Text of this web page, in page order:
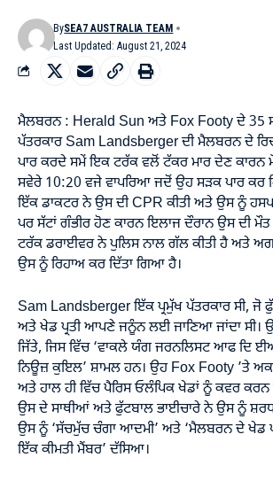
Last Updated: August 21, 2024
BySEA7 AUSTRALIA TEAM
ਮੈਲਬਰਨ : Herald Sun ਅਤੇ Fox Footy ਦੇ 35
ਪੱਤਰਕਾਰ Sam Landsberger ਦੀ ਮੈਲਬਰਨ ਦੇ
ਪਾਰ ਕਰਦੇ ਸਮੇਂ ਇਕ ਟਰੱਕ ਵਲੋਂ ਟੱਕਰ ਮਾਰ ਦੇਣ ਕਾਰਨ
ਸਵੇਰੇ 10:20 ਵਜੇ ਵਾਪਰਿਆ ਜਦੋਂ ਉਹ ਸੜਕ ਪਾਰ ਕਰ
ਇੱਕ ਡਾਕਟਰ ਨੇ ਉਸ ਦੀ CPR ਕੀਤੀ ਅਤੇ ਉਸ ਨੂੰ
ਪਰ ਸੱਟਾਂ ਗੰਭੀਰ ਹੋਣ ਕਾਰਨ ਇਲਾਜ ਦੌਰਾਨ ਉਸ ਦੀ
ਟਰੱਕ ਡਰਾਈਵਰ ਨੇ ਪੁਲਿਸ ਨਾਲ ਗੱਲ ਕੀਤੀ ਹੈ ਅਤੇ
ਉਸ ਨੂੰ ਰਿਹਾਅ ਕਰ ਦਿੱਤਾ ਗਿਆ ਹੈ।
Sam Landsberger ਇੱਕ ਪ੍ਰਮੁੱਖ ਪੱਤਰਕਾਰ ਸੀ,
ਅਤੇ ਖੇਡ ਪ੍ਰਤੀ ਆਪਣੇ ਜਨੂੰਨ ਲਈ ਜਾਣਿਆ ਜਾਂਦਾ ਸੀ।
ਜਿੱਤੇ, ਜਿਸ ਵਿੱਚ ‘ਵਾਕਲੇ ਯੰਗ ਜਰਨਲਿਸਟ ਆਫ ਦਿ
ਨਿਊਜ਼ ਕੁਇਲ’ ਸ਼ਾਮਲ ਹਨ। ਉਹ Fox Footy ’ਤੇ
ਅਤੇ ਹਾਲ ਹੀ ਵਿੱਚ ਪੈਰਿਸ ਓਲੰਪਿਕ ਖੇਡਾਂ ਨੂੰ ਕਵਰ
ਉਸ ਦੇ ਸਾਥੀਆਂ ਅਤੇ ਫੁੱਟਬਾਲ ਭਾਈਚਾਰੇ ਨੇ ਉਸ ਨੂੰ
ਉਸ ਨੂੰ ‘ਸੱਚਮੁੱਚ ਚੰਗਾ ਆਦਮੀ’ ਅਤੇ ‘ਮੈਲਬਰਨ ਦੇ ਖੇਡ
ਇੱਕ ਕੀਮਤੀ ਮੈਂਬਰ’ ਦੱਸਿਆ।